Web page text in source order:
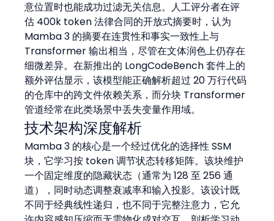
意位置时也能成功过滤无关信息。人工评分者在评
估 400k token 法律合同的开放式摘要时，认为
Mamba 3 的摘要在连贯性和事实一致性上与
Transformer 输出相当，尽管在文体润色上仍存在
细微差异。在新推出的 LongCodeBench 套件上的
额外评估显示，该模型能正确解析超过 20 万行代码
的仓库中的跨文件依赖关系，而分块 Transformer
管道经常在此类场景中丢失变量作用域。
技术架构深度解析
Mamba 3 的核心是一个经过优化的选择性 SSM
块，它学习按 token 调节状态转移矩阵。该块维护
一个固定维度的隐藏状态（通常为 128 至 256 通
道），同时动态调整衰减率和输入投影。该设计既
不同于经典线性递归，也不同于完整注意力，它允